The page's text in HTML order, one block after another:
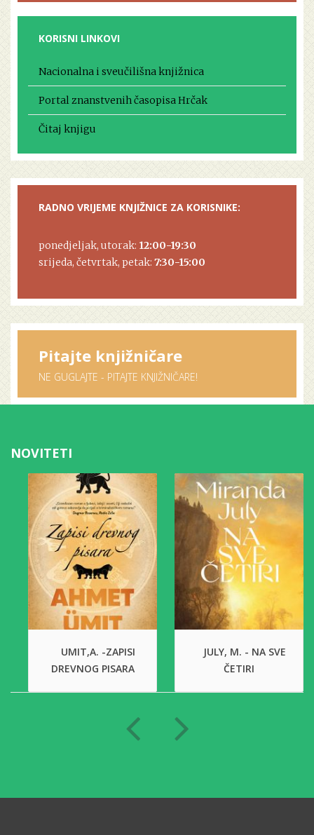
KORISNI LINKOVI
Nacionalna i sveučilišna knjižnica
Portal znanstvenih časopisa Hrčak
Čitaj knjigu
RADNO VRIJEME KNJIŽNICE ZA KORISNIKE:
ponedjeljak, utorak: 12:00-19:30
srijeda, četvrtak, petak: 7:30-15:00
Pitajte knjižničare
NE GUGLAJTE - PITAJTE KNJIŽNIČARE!
NOVITETI
UMIT,A. -ZAPISI
DREVNOG PISARA
JULY, M. - NA SVE
ČETIRI